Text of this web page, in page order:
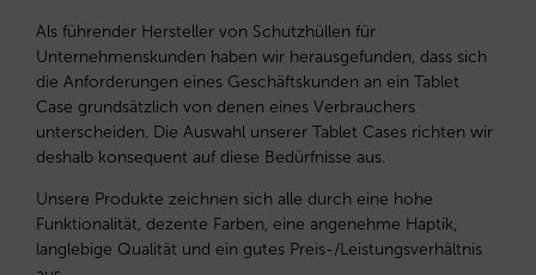
Als führender Hersteller von Schutzhüllen für
Unternehmenskunden haben wir herausgefunden, dass sich
die Anforderungen eines Geschäftskunden an ein Tablet
Case grundsätzlich von denen eines Verbrauchers
unterscheiden. Die Auswahl unserer Tablet Cases richten wir
deshalb konsequent auf diese Bedürfnisse aus.
Unsere Produkte zeichnen sich alle durch eine hohe
Funktionalität, dezente Farben, eine angenehme Haptik,
langlebige Qualität und ein gutes Preis-/Leistungsverhältnis